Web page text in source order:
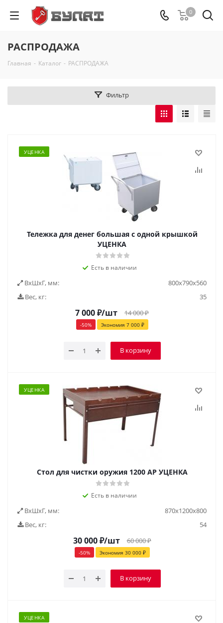
0
РАСПРОДАЖА
Главная - Каталог - РАСПРОДАЖА
Фильтр
УЦЕНКА
Тележка для денег большая с одной крышкой
УЦЕНКА
Есть в наличии
ВxШxГ, мм:
800х790х560
Вес, кг:
35
7 000₽/шт 14 000₽
-50% Экономия 7 000₽
В корзину
УЦЕНКА
Стол для чистки оружия 1200 АР УЦЕНКА
Есть в наличии
ВxШxГ, мм:
870х1200х800
Вес, кг:
54
30 000₽/шт 60 000₽
-50% Экономия 30 000₽
В корзину
УЦЕНКА